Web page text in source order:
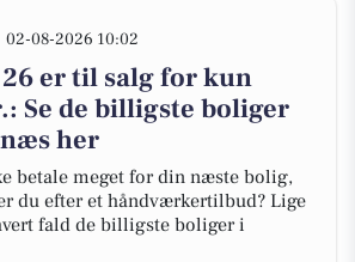
02-08-2026 10:02
er til salg for kun
Se de billigste boliger
her
betale meget for din næste bolig,
du efter et håndværkertilbud? Lige
fald de billigste boliger i